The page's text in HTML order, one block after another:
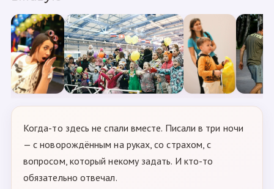
Когда-то здесь не спали вместе. Писали в три ночи
— с новорождённым на руках, со страхом, с
вопросом, который некому задать. И кто-то
обязательно отвечал.